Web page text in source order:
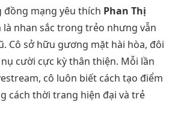
mạng yêu thích Phan Thị
là nhan sắc trong trẻo nhưng vẫn
Cô sở hữu gương mặt hài hòa, đôi
cười cực kỳ thân thiện. Mỗi lần
cô luôn biết cách tạo điểm
cách thời trang hiện đại và trẻ